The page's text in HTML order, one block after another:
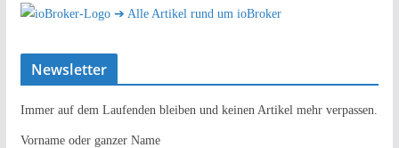
➔ Alle Artikel rund um ioBroker
Newsletter
Immer auf dem Laufenden bleiben und keinen Artikel mehr verpassen.
Vorname oder ganzer Name